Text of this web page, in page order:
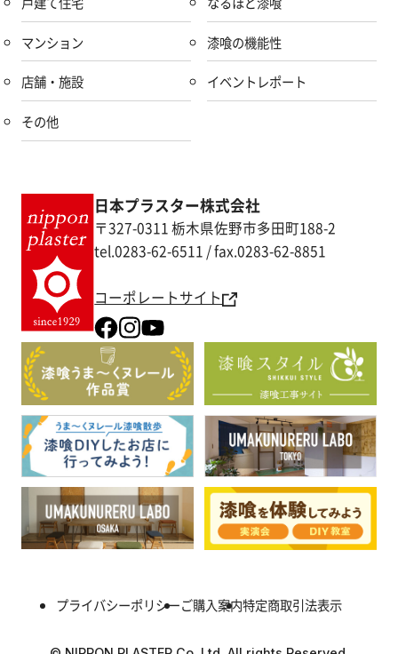
マンション
店舗・施設
その他
漆喰の機能性
イベントレポート
日本プラスター株式会社
〒327-0311 栃木県佐野市多田町188-2
tel.0283-62-6511 / fax.0283-62-8851
コーポレートサイト
プライバシーポリシーご購入案内特定商取引法表示